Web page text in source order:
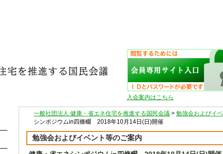
入会案内はこちら
一般社団法人 健康・省エネ住宅を推進する国民会議 > 勉強会およびイ
シンポジウムin四條畷 2018年10月14日(日)開催
勉強会およびイベント等のご案内